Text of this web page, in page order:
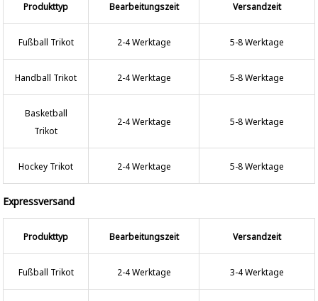
Produkttyp Bearbeitungszeit Versandzeit
Fußball Trikot 2-4 Werktage 5-8 Werktage
Handball Trikot 2-4 Werktage 5-8 Werktage
Basketball
Trikot
2-4 Werktage 5-8 Werktage
Hockey Trikot 2-4 Werktage 5-8 Werktage
Expressversand
Produkttyp Bearbeitungszeit Versandzeit
Fußball Trikot 2-4 Werktage 3-4 Werktage